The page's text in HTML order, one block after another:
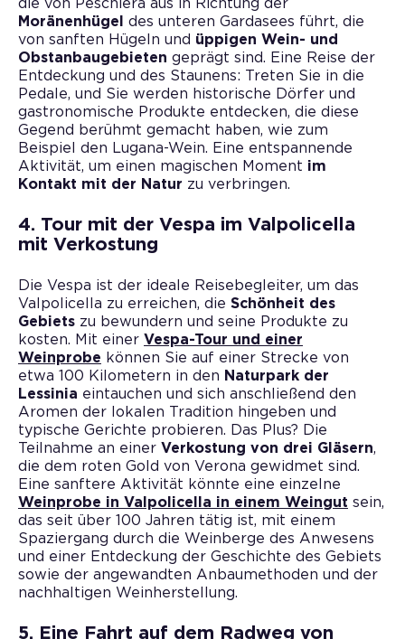
die von Peschiera aus in Richtung der
Moränenhügel
des unteren Gardasees führt, die
von sanften Hügeln und üppigen Wein- und
Obstanbaugebieten geprägt sind. Eine Reise der
Entdeckung und des Staunens: Treten Sie in die
Pedale, und Sie werden historische Dörfer und
gastronomische Produkte entdecken, die diese
Gegend berühmt gemacht haben, wie zum
Beispiel den Lugana-Wein. Eine entspannende
Aktivität, um einen magischen Moment im
Kontakt mit der Natur zu verbringen.
4. Tour mit der Vespa im Valpolicella
mit Verkostung
Die Vespa ist der ideale Reisebegleiter, um das
Valpolicella zu erreichen, die Schönheit des
Gebiets zu bewundern und seine Produkte zu
kosten. Mit einer Vespa-Tour und einer
Weinprobe können Sie auf einer Strecke von
etwa 100 Kilometern in den Naturpark der
Lessinia eintauchen und sich anschließend den
Aromen der lokalen Tradition hingeben und
typische Gerichte probieren. Das Plus? Die
Teilnahme an einer Verkostung von drei Gläsern,
die dem roten Gold von Verona gewidmet sind.
Eine sanftere Aktivität könnte eine einzelne
Weinprobe in Valpolicella in einem Weingut sein,
das seit über 100 Jahren tätig ist, mit einem
Spaziergang durch die Weinberge des Anwesens
und einer Entdeckung der Geschichte des Gebiets
sowie der angewandten Anbaumethoden und der
nachhaltigen Weinherstellung.
5. Eine Fahrt auf dem Radweg von